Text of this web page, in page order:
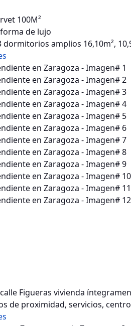
100M²
de lujo
amplios 16,10m²,
calle Figueras vivienda
de proximidad, servicios,